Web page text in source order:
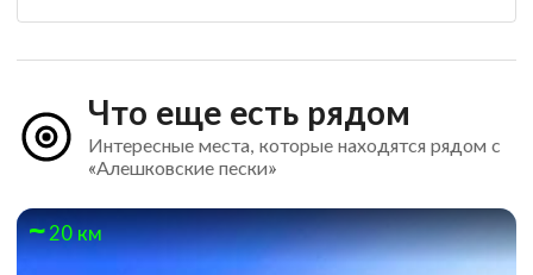
Что еще есть рядом
Интересные места, которые находятся рядом с
«Алешковские пески»
20 км